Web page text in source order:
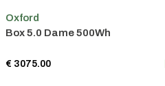
Oxford
Box 5.0 Dame 500Wh
€ 3075.00